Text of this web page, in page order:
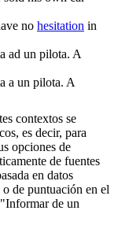
no hesitation in
ad un pilota. A
a un pilota. A
contextos se
es decir, para
opciones de
de fuentes
en datos
de puntuación en el
de un